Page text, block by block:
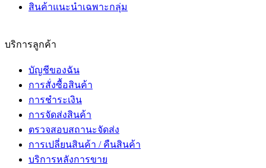
สินค้าแนะนำเฉพาะกลุ่ม
บริการลูกค้า
บัญชีของฉัน
การสั่งซื้อสินค้า
การชำระเงิน
การจัดส่งสินค้า
ตรวจสอบสถานะจัดส่ง
การเปลี่ยนสินค้า / คืนสินค้า
บริการหลังการขาย